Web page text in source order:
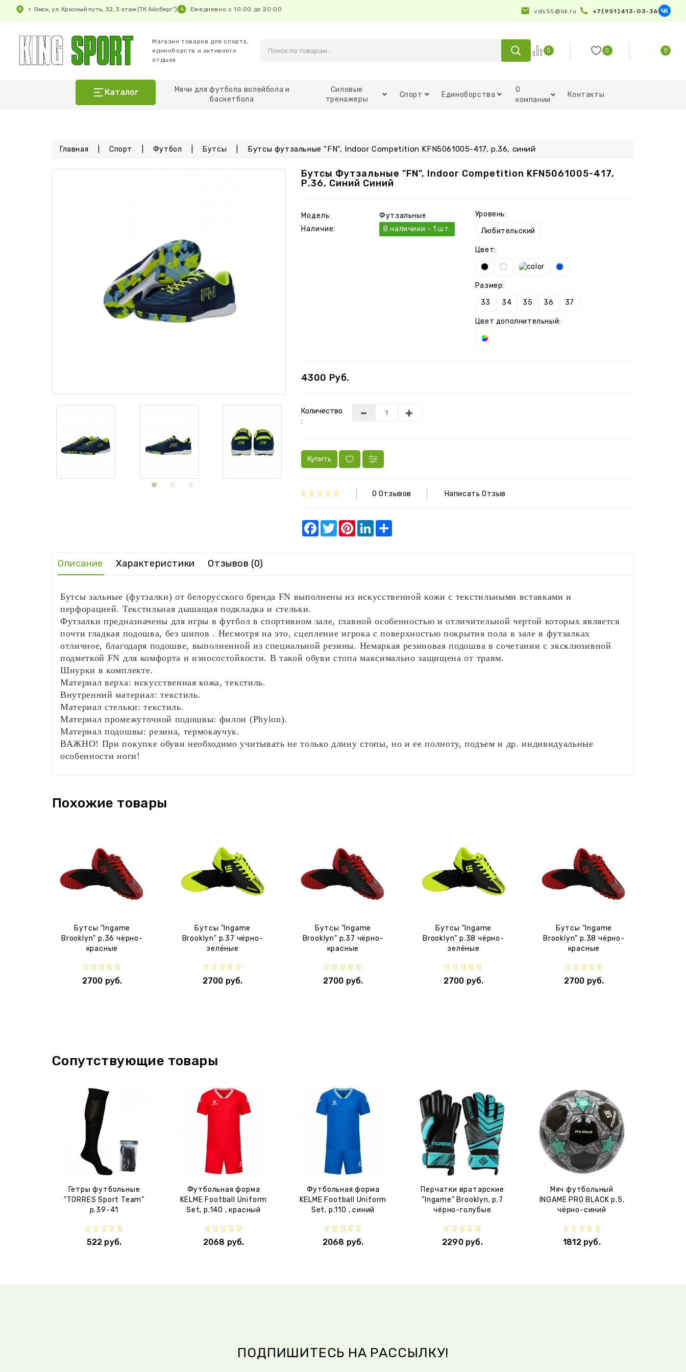
г. Омск, ул. Красный путь, 32, 3 этаж (ТК Айсберг”) Ежедневно с 10:00 до 20:00 vds55@bk.ru +7(951)413-03-36
Магазин товаров для спорта,
единоборств и активного
отдыха
0 0 0
Каталог
Роликовые коньки
Самокаты
Силовые тренажеры
Мячи для футбола волейбола и
баскетбола
Силовые
тренажеры
Спорт Единоборства
О
компании
Контакты
Главная Спорт Футбол Бутсы Бутсы футзальные "FN", Indoor Competition KFN5061005-417, р.36, синий
Бутсы Футзальные "FN", Indoor Competition KFN5061005-417,
Р.36, Синий Синий
Модель:
Футзальные
Наличие:
В наличиии - 1 шт.
Уровень:
Любительский
Цвет:
Размер:
33
34 35 36 37
Цвет дополнительный:
4300 Руб.
Количество
:
Купить
0 Отзывов Написать Отзыв
Facebook
TwitterPinterestLinkedInShare
Описание Характеристики Отзывов (0)
Бутсы зальные (футзалки) от белорусского бренда FN выполнены из искусственной кожи с текстильными вставками и
перфорацией. Текстильная дышащая подкладка и стельки.
Футзалки предназначены для игры в футбол в спортивном зале, главной особенностью и отличительной чертой которых является
почти гладкая подошва, без шипов . Несмотря на это, сцепление игрока с поверхностью покрытия пола в зале в футзалках
отличное, благодаря подошве, выполненной из специальной резины. Немаркая резиновая подошва в сочетании с эксклюзивной
подметкой FN для комфорта и износостойкости. В такой обуви стопа максимально защищена от травм.
Шнурки в комплекте.
Материал верха: искусственная кожа, текстиль.
Внутренний материал: текстиль.
Материал стельки: текстиль.
Материал промежуточной подошвы: филон (Phylon).
Материал подошвы: резина, термокаучук.
ВАЖНО! При покупке обуви необходимо учитывать не только длину стопы, но и ее полноту, подъем и др. индивидуальные
особенности ноги!
Похожие товары
Бутсы "Ingame
Brooklyn" p.36 чёрно-
красные
2700 руб.
Бутсы "Ingame
Brooklyn" p.37 чёрно-
зелёные
2700 руб.
Бутсы "Ingame
Brooklyn" p.37 чёрно-
красные
2700 руб.
Бутсы "Ingame
Brooklyn" p.38 чёрно-
зелёные
2700 руб.
Бутсы "Ingame
Brooklyn" p.38 чёрно-
красные
2700 руб.
Сопутствующие товары
Гетры футбольные
"TORRES Sport Team"
р.39-41
522 руб.
Футбольная форма
KELME Football Uniform
Set, р.140 , красный
2068 руб.
Футбольная форма
KELME Football Uniform
Set, р.110 , синий
2068 руб.
Перчатки вратарские
"Ingame" Brooklyn, p.7
чёрно-голубые
2290 руб.
Мяч футбольный
INGAME PRO BLACK p.5,
чёрно-синий
1812 руб.
ПОДПИШИТЕСЬ НА РАССЫЛКУ!